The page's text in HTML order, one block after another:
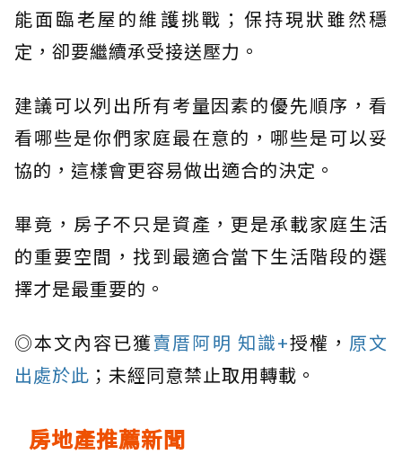
能面臨老屋的維護挑戰；保持現狀雖然穩
定，卻要繼續承受接送壓力。
建議可以列出所有考量因素的優先順序，看
看哪些是你們家庭最在意的，哪些是可以妥
協的，這樣會更容易做出適合的決定。
畢竟，房子不只是資產，更是承載家庭生活
的重要空間，找到最適合當下生活階段的選
擇才是最重要的。
◎本文內容已獲賣厝阿明 知識+授權， 原文
出處於此 ；未經同意禁止取用轉載。
房地產推薦新聞